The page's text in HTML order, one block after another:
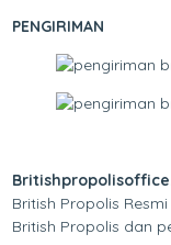
PENGIRIMAN
British Propolis
British Propolis dan